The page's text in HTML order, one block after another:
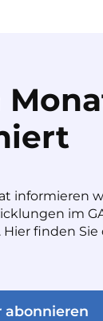
informieren
im
Hier finden
abonnieren